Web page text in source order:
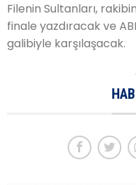
Filenin Sultanları,
finale yazdıracak ve
galibiyle karşılaşacak.